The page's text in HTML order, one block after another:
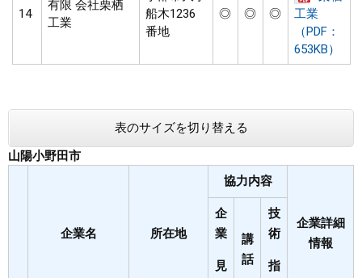
14
有限 会社栗栖
工業
船木1236
番地
◎ ◎ ◎
工業
（PDF：
653KB）
表のサイズを切り替える
山陽小野田市
企業名 所在地
協力内容
企業詳細
情報
企
業
見
講
話
技
術
指